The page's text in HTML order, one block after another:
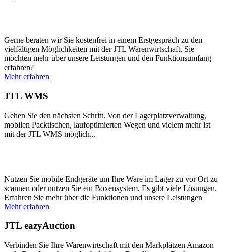
Gerne beraten wir Sie kostenfrei in einem Erstgespräch zu den
vielfältigen Möglichkeiten mit der JTL Warenwirtschaft. Sie
möchten mehr über unsere Leistungen und den Funktionsumfang
erfahren?
Mehr erfahren
JTL WMS
Gehen Sie den nächsten Schritt. Von der Lagerplatzverwaltung,
mobilen Packtischen, laufoptimierten Wegen und vielem mehr ist
mit der JTL WMS möglich...
Nutzen Sie mobile Endgeräte um Ihre Ware im Lager zu vor Ort zu
scannen oder nutzen Sie ein Boxensystem. Es gibt viele Lösungen.
Erfahren Sie mehr über die Funktionen und unsere Leistungen
Mehr erfahren
JTL eazyAuction
Verbinden Sie Ihre Warenwirtschaft mit den Markplätzen Amazon